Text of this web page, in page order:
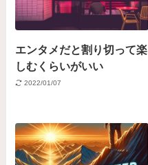
エンタメだと割り切って楽
しむくらいがいい
2022/01/07